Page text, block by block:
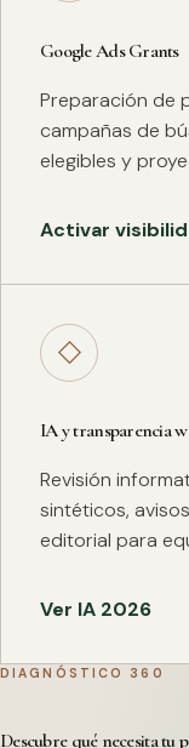
Google Ads Grants
Preparación de
campañas de
elegibles y
Activar
◇
IA y transparencia
Revisión
sintéticos,
editorial para
Ver IA 2026
DIAGNÓSTICO 360
Descubre qué necesita tu